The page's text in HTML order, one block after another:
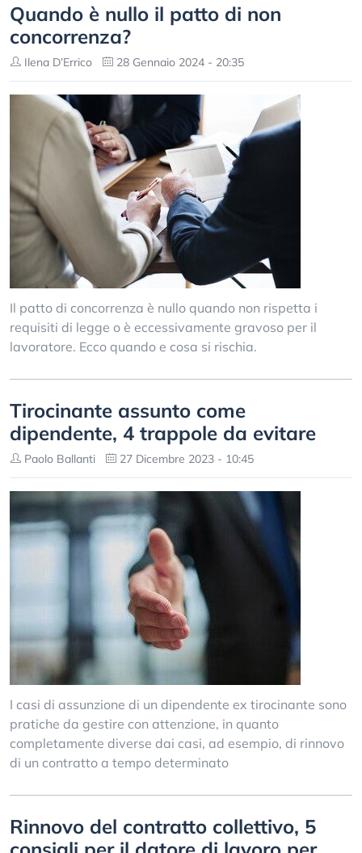
Quando è nullo il patto di non
concorrenza?
Ilena D’Errico 28 Gennaio 2024 - 20:35
Il patto di concorrenza è nullo quando non rispetta i
requisiti di legge o è eccessivamente gravoso per il
lavoratore. Ecco quando e cosa si rischia.
Tirocinante assunto come
dipendente, 4 trappole da evitare
Paolo Ballanti 27 Dicembre 2023 - 10:45
I casi di assunzione di un dipendente ex tirocinante sono
pratiche da gestire con attenzione, in quanto
completamente diverse dai casi, ad esempio, di rinnovo
di un contratto a tempo determinato
Rinnovo del contratto collettivo, 5